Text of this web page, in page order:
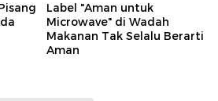
Label "Aman untuk
Microwave" di Wadah
Makanan Tak Selalu Berarti
Aman